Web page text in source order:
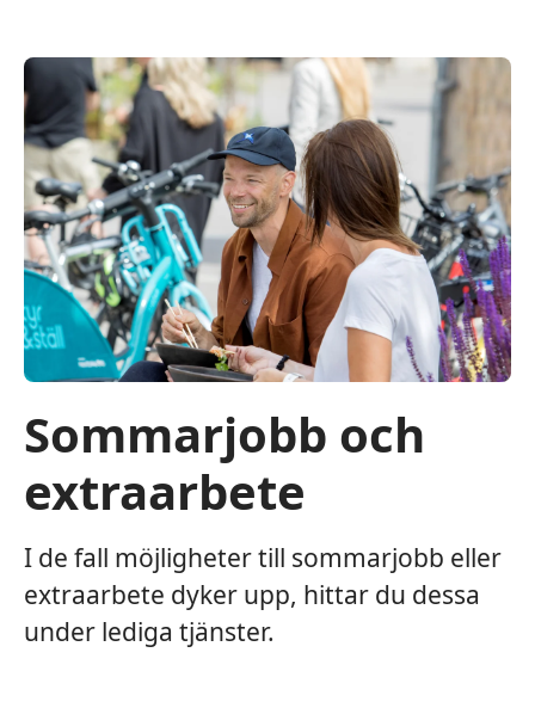
Sommarjobb och
extraarbete
I de fall möjligheter till sommarjobb eller
extraarbete dyker upp, hittar du dessa
under lediga tjänster.